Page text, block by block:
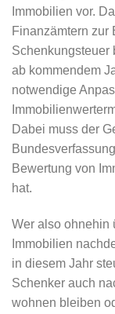
Immobilien vor.
Finanzämtern zur
Schenkungsteuer
ab kommendem
notwendige
Dabei muss der
Bewertung von
hat.
Wer also ohnehin
Immobilien
in diesem Jahr
Schenker auch
wohnen bleiben